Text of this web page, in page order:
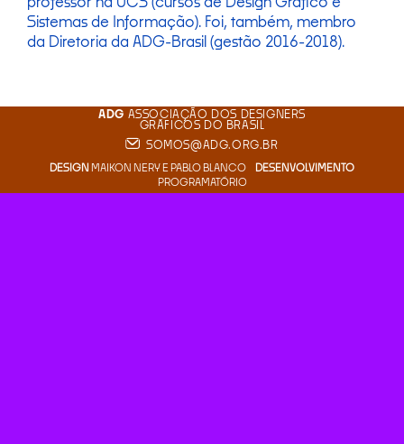
Sistemas de Informação). Foi, também, membro
da Diretoria da ADG-Brasil (gestão 2016-2018).
ADG ASSOCIAÇÃO DOS DESIGNERS
GRÁFICOS DO BRASIL
SOMOS@ADG.ORG.BR
DESIGN MAIKON NERY E PABLO BLANCO
DESENVOLVIMENTO
PROGRAMATÓRIO